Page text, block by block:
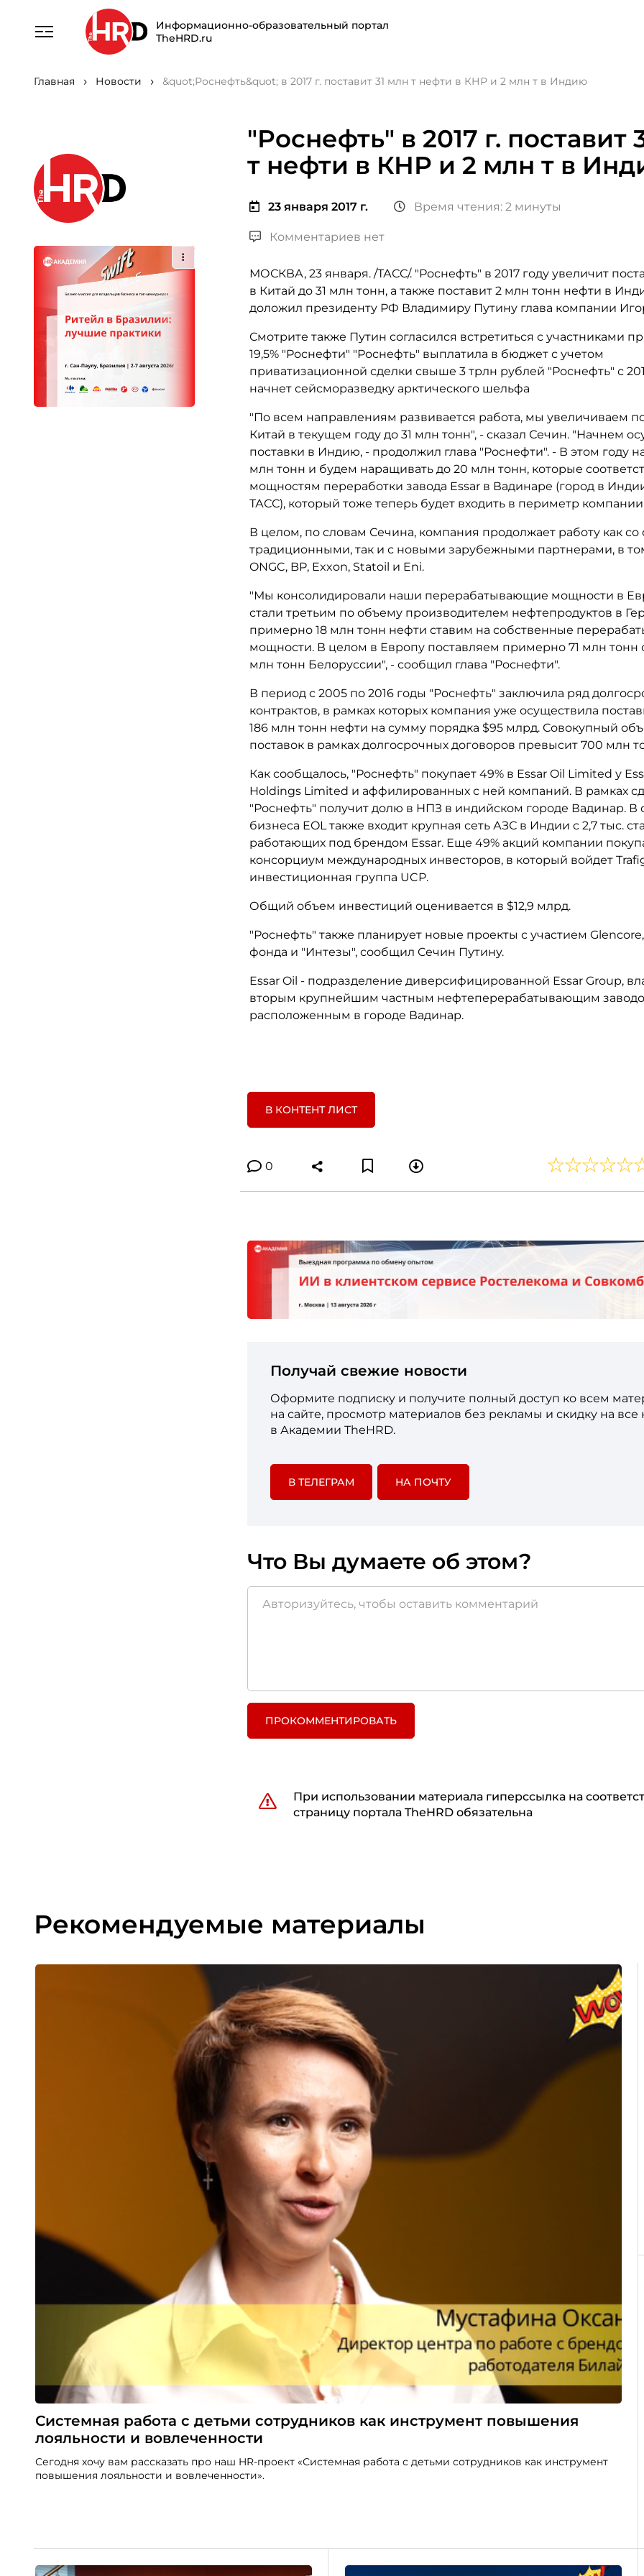
Информационно-образовательный портал
TheHRD.ru
Главная Новости &quot;Роснефть&quot; в 2017 г. поставит 31 млн т нефти в КНР и 2 млн т в Индию
"Роснефть" в 2017 г. поставит
т нефти в КНР и 2 млн т в
23 января 2017 г. Время чтения: 2 минуты
Комментариев нет
МОСКВА, 23 января. /ТАСС/. "Роснефть" в 2017 году увеличит
в Китай до 31 млн тонн, а также поставит 2 млн тонн нефти в
доложил президенту РФ Владимиру Путину глава компании
Смотрите также Путин согласился встретиться с участниками
19,5% "Роснефти" "Роснефть" выплатила в бюджет с учетом
приватизационной сделки свыше 3 трлн рублей "Роснефть" с
начнет сейсморазведку арктического шельфа
"По всем направлениям развивается работа, мы увеличиваем
Китай в текущем году до 31 млн тонн", - сказал Сечин. "Начнем
поставки в Индию, - продолжил глава "Роснефти". - В этом году
млн тонн и будем наращивать до 20 млн тонн, которые
мощностям переработки завода Essar в Вадинаре (город в
ТАСС), который тоже теперь будет входить в периметр
В целом, по словам Сечина, компания продолжает работу как со
традиционными, так и с новыми зарубежными партнерами, в
ONGC, BP, Exxon, Statoil и Eni.
"Мы консолидировали наши перерабатывающие мощности в
стали третьим по объему производителем нефтепродуктов в
примерно 18 млн тонн нефти ставим на собственные
мощности. В целом в Европу поставляем примерно 71 млн тонн
млн тонн Белоруссии", - сообщил глава "Роснефти".
В период с 2005 по 2016 годы "Роснефть" заключила ряд
контрактов, в рамках которых компания уже осуществила
186 млн тонн нефти на сумму порядка $95 млрд. Совокупный
поставок в рамках долгосрочных договоров превысит 700 млн
Как сообщалось, "Роснефть" покупает 49% в Essar Oil Limited у
Holdings Limited и аффилированных с ней компаний. В рамках
"Роснефть" получит долю в НПЗ в индийском городе Вадинар. В
бизнеса EOL также входит крупная сеть АЗС в Индии с 2,7 тыс.
работающих под брендом Essar. Еще 49% акций компании
консорциум международных инвесторов, в который войдет
инвестиционная группа UCP.
Общий объем инвестиций оценивается в $12,9 млрд.
"Роснефть" также планирует новые проекты с участием
фонда и "Интезы", сообщил Сечин Путину.
Essar Oil - подразделение диверсифицированной Essar Group,
вторым крупнейшим частным нефтеперерабатывающим
расположенным в городе Вадинар.
В КОНТЕНТ ЛИСТ
0
Получай свежие новости
Оформите подписку и получите полный доступ ко всем
на сайте, просмотр материалов без рекламы и скидку на все
в Академии TheHRD.
В ТЕЛЕГРАМ НА ПОЧТУ
Что Вы думаете об этом?
ПРОКОММЕНТИРОВАТЬ
При использовании материала гиперссылка на
страницу портала TheHRD обязательна
Рекомендуемые материалы
Системная работа с детьми сотрудников как инструмент повышения
лояльности и вовлеченности
Сегодня хочу вам рассказать про наш HR-проект «Системная работа с детьми сотрудников как инструмент
повышения лояльности и вовлеченности».